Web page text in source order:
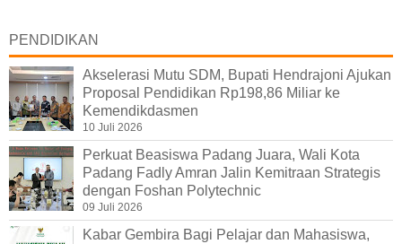
PENDIDIKAN
Akselerasi Mutu SDM, Bupati Hendrajoni Ajukan
Proposal Pendidikan Rp198,86 Miliar ke
Kemendikdasmen
10 Juli 2026
Perkuat Beasiswa Padang Juara, Wali Kota
Padang Fadly Amran Jalin Kemitraan Strategis
dengan Foshan Polytechnic
09 Juli 2026
Kabar Gembira Bagi Pelajar dan Mahasiswa,